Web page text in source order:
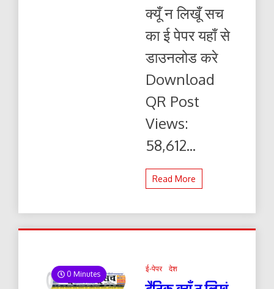
सच
06.07.2026
ई-
पेपर
यहाँ
पढ़ें
डाउनलोड
क्यूँ न लिखूँ सच
का ई पेपर यहाँ से
डाउनलोड करे
Download
QR Post
Views:
58,612...
Read More
0 Minutes
ई-पेपर देश